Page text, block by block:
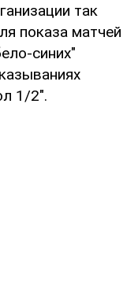
так
показа матчей
синих"
1/2".